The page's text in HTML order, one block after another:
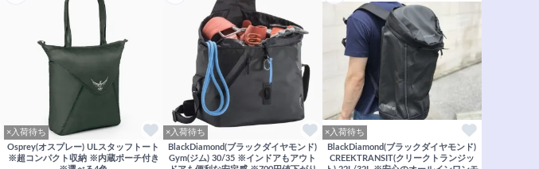
×入荷待ち
Osprey(オスプレー) ULスタッフトート
※超コンパクト収納 ※内蔵ポーチ付き
×入荷待ち
BlackDiamond(ブラックダイヤモンド)
Gym(ジム) 30/35 ※インドアもアウト
×入荷待ち
BlackDiamond(ブラックダイヤモンド)
CREEKTRANSIT(クリークトランジッ